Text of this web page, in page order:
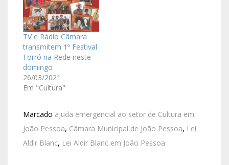
TV e Rádio Câmara
transmitem 1º Festival
Forró na Rede neste
domingo
26/03/2021
Em "Cultura"
Marcado ajuda emergencial ao setor de Cultura em
João Pessoa, Câmara Municipal de João Pessoa, Lei
Aldir Blanc, Lei Aldir Blanc em João Pessoa